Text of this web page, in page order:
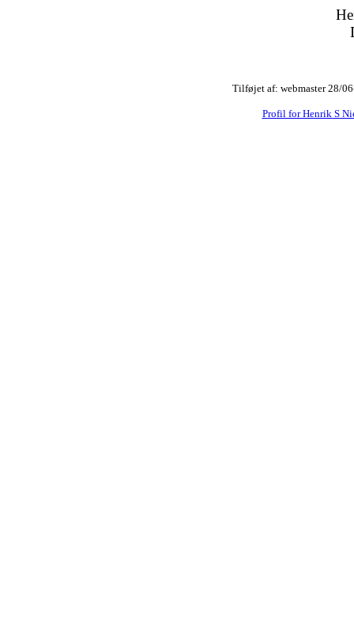
Tilføjet af: webmaster 28/
Profil for Henrik S